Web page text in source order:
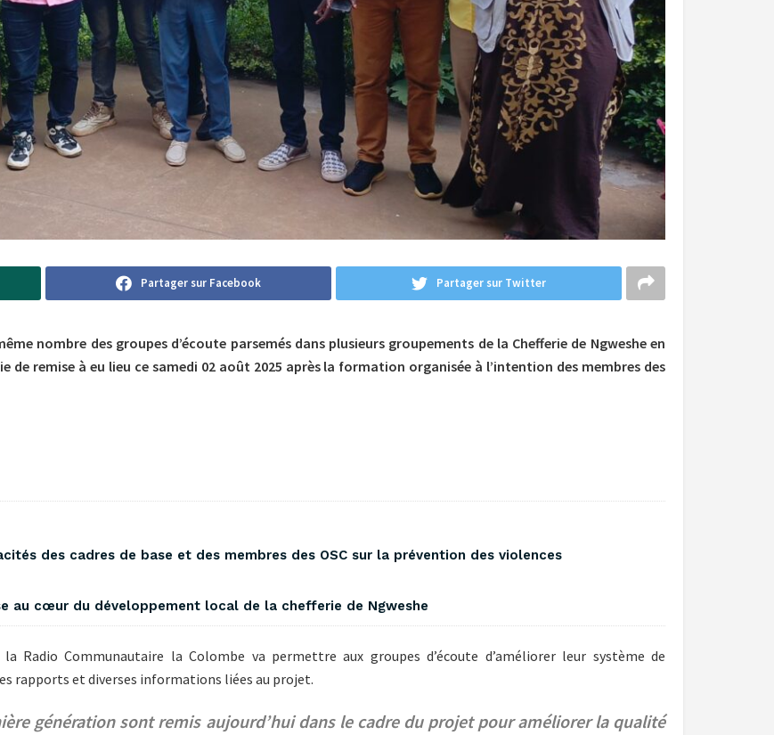
Partager sur Facebook Partager sur Twitter
nombre des groupes d’écoute parsemés dans plusieurs groupements de la Chefferie de Ngweshe en
remise à eu lieu ce samedi 02 août 2025 après la formation organisée à l’intention des membres des
des cadres de base et des membres des OSC sur la prévention des violences
au cœur du développement local de la chefferie de Ngweshe
Radio Communautaire la Colombe va permettre aux groupes d’écoute d’améliorer leur système de
rapports et diverses informations liées au projet.
génération sont remis aujourd’hui dans le cadre du projet pour améliorer la qualité